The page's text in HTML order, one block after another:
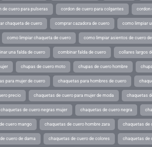
de cuero para pulseras cordon de cuero para colgantes cordon
chaqueta de cuero comprar cazadora de cuero como limpiar
como limpiar chaqueta de cuero como limpiar asientos de cuero
una falda de cuero combinar falda de cuero collares largos
chupas de cuero moto chupas de cuero hombre
para mujer de cuero chaquetas para hombres de cuero
precio chaquetas de cuero para mujer de moda chaquetas
chaquetas de cuero negras mujer chaquetas de cuero negra
cuero mango chaquetas de cuero hombre zara chaquetas de
cuero de dama chaquetas de cuero de colores chaquetas de